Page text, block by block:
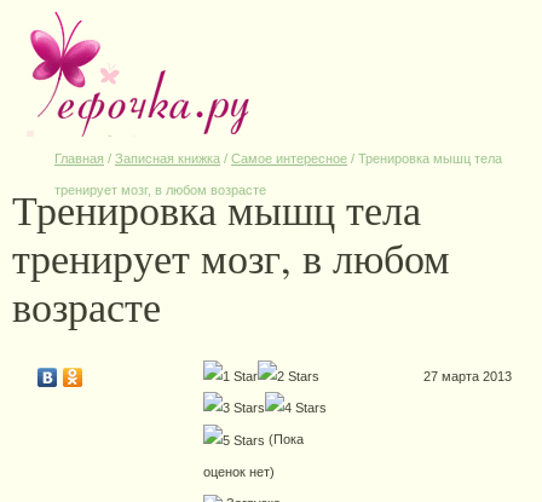
Главная / Записная книжка / Самое интересное / Тренировка мышц тела
тренирует мозг, в любом возрасте
Тренировка мышц тела
тренирует мозг, в любом
возрасте
(Пока
оценок нет)
27 марта 2013